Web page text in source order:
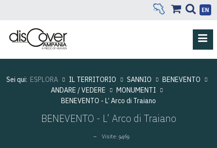
EN
Sei qui: ESPLORA IL TERRITORIO SANNIO
BENEVENTO
ANDARE / VEDERE
MONUMENTI
BENEVENTO - L’ Arco di Traiano
BENEVENTO - L’ Arco di Traiano
Visite: 9469